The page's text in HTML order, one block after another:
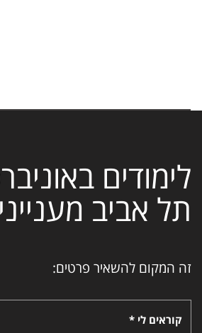
לימודים
תל אביב
זה המקום להשאיר פרטים:
קוראים לי *